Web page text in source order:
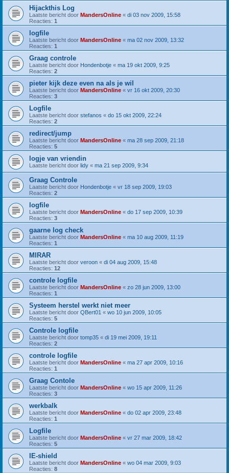
Hijackthis Log
Laatste bericht door MandersOnline « di 03 nov 2009, 15:58
Reacties: 1
logfile
Laatste bericht door MandersOnline « ma 02 nov 2009, 13:32
Reacties: 1
Graag controle
Laatste bericht door Hondenbotje « ma 19 okt 2009, 9:25
Reacties: 2
pieter kijk deze even na als je wil
Laatste bericht door MandersOnline « vr 16 okt 2009, 20:30
Reacties: 3
Logfile
Laatste bericht door stefanos « do 15 okt 2009, 22:24
Reacties: 2
redirect/jump
Laatste bericht door MandersOnline « ma 28 sep 2009, 21:18
Reacties: 5
logje van vriendin
Laatste bericht door lidy « ma 21 sep 2009, 9:34
Graag Controle
Laatste bericht door Hondenbotje « vr 18 sep 2009, 19:03
Reacties: 2
logfile
Laatste bericht door MandersOnline « do 17 sep 2009, 10:39
Reacties: 3
gaarne log check
Laatste bericht door MandersOnline « ma 10 aug 2009, 11:19
Reacties: 1
MIRAR
Laatste bericht door veroon « di 04 aug 2009, 15:48
Reacties: 12
controle logfile
Laatste bericht door MandersOnline « zo 28 jun 2009, 13:00
Reacties: 1
Systeem herstel werkt niet meer
Laatste bericht door QBert01 « wo 10 jun 2009, 10:05
Reacties: 5
Controle logfile
Laatste bericht door tomp35 « di 19 mei 2009, 19:11
Reacties: 2
controle logfile
Laatste bericht door MandersOnline « ma 27 apr 2009, 10:16
Reacties: 1
Graag Contole
Laatste bericht door MandersOnline « wo 15 apr 2009, 11:26
Reacties: 3
werkbalk
Laatste bericht door MandersOnline « do 02 apr 2009, 23:48
Reacties: 1
Logfile
Laatste bericht door MandersOnline « vr 27 mar 2009, 18:42
Reacties: 5
IE-shield
Laatste bericht door MandersOnline « wo 04 mar 2009, 9:03
Reacties: 8